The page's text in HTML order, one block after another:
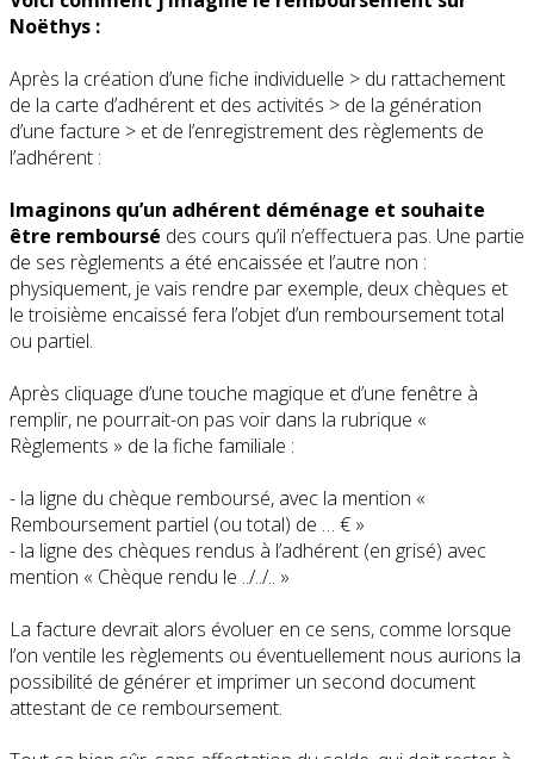
Noëthys :
Après la création d’une fiche individuelle > du rattachement
de la carte d’adhérent et des activités > de la génération
d’une facture > et de l’enregistrement des règlements de
l’adhérent :
Imaginons qu’un adhérent déménage et souhaite
être remboursé des cours qu’il n’effectuera pas. Une partie
de ses règlements a été encaissée et l’autre non :
physiquement, je vais rendre par exemple, deux chèques et
le troisième encaissé fera l’objet d’un remboursement total
ou partiel.
Après cliquage d’une touche magique et d’une fenêtre à
remplir, ne pourrait-on pas voir dans la rubrique «
Règlements » de la fiche familiale :
- la ligne du chèque remboursé, avec la mention «
Remboursement partiel (ou total) de … € »
- la ligne des chèques rendus à l’adhérent (en grisé) avec
mention « Chèque rendu le ../../.. »
La facture devrait alors évoluer en ce sens, comme lorsque
l’on ventile les règlements ou éventuellement nous aurions la
possibilité de générer et imprimer un second document
attestant de ce remboursement.